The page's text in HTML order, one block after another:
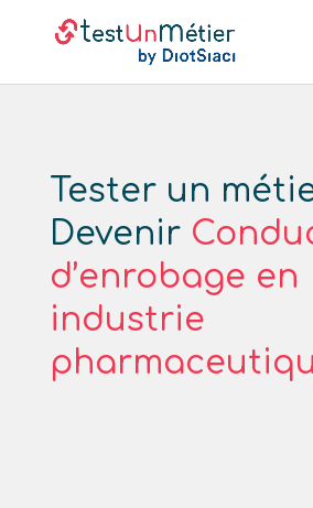
Tester un
Devenir
d’enrobage en
industrie